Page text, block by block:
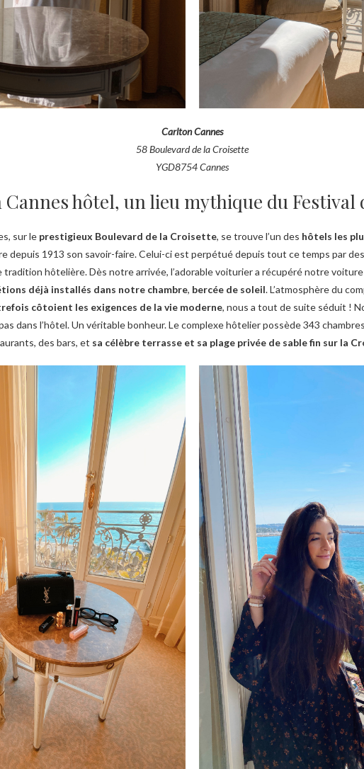
Carlton Cannes
58 Boulevard de la Croisette
YGD8754 Cannes
hôtel, un lieu mythique du Festival
sur le prestigieux Boulevard de la Croisette, se trouve l’un des hôtels les
depuis 1913 son savoir-faire. Celui-ci est perpétué depuis tout ce temps par
tradition hôtelière. Dès notre arrivée, l’adorable voiturier a récupéré notre
déjà installés dans notre chambre, bercée de soleil. L’atmosphère du
côtoient les exigences de la vie moderne, nous a tout de suite séduit !
dans l’hôtel. Un véritable bonheur. Le complexe hôtelier possède 343
des bars, et sa célèbre terrasse et sa plage privée de sable fin sur la